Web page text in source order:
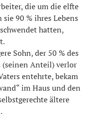
die um die elfte
90 % ihres Lebens
hatten,
Sohn, der 50 % des
(seinen Anteil) verlor
entehrte, bekam
im Haus und den
ältere